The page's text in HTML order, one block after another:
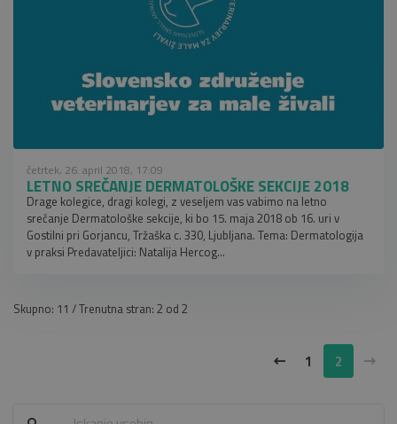
četrtek, 26. april 2018, 17:09
LETNO SREČANJE DERMATOLOŠKE SEKCIJE 2018
Drage kolegice, dragi kolegi, z veseljem vas vabimo na letno
srečanje Dermatološke sekcije, ki bo 15. maja 2018 ob 16. uri v
Gostilni pri Gorjancu, Tržaška c. 330, Ljubljana. Tema: Dermatologija
v praksi Predavateljici: Natalija Hercog...
Skupno: 11 / Trenutna stran: 2 od 2
1 2